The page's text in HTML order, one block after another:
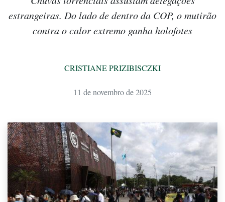
estrangeiras. Do lado de dentro da COP, o mutirão
contra o calor extremo ganha holofotes
CRISTIANE PRIZIBISCZKI
11 de novembro de 2025